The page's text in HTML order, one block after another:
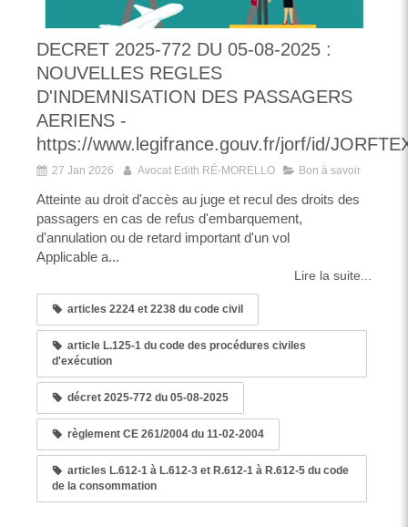
DECRET 2025-772 DU 05-08-2025 :
NOUVELLES REGLES
D'INDEMNISATION DES PASSAGERS
AERIENS -
https://www.legifrance.gouv.fr/jorf/id/
27 Jan 2026 Avocat Edith RÉ-MORELLO Bon à savoir
Atteinte au droit d'accès au juge et recul des droits des
passagers en cas de refus d'embarquement,
d'annulation ou de retard important d'un vol
Applicable a...
Lire la suite...
articles 2224 et 2238 du code civil
article L.125-1 du code des procédures civiles
d'exécution
décret 2025-772 du 05-08-2025
règlement CE 261/2004 du 11-02-2004
articles L.612-1 à L.612-3 et R.612-1 à R.612-5 du code
de la consommation